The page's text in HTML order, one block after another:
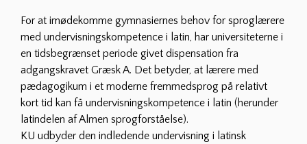
For at imødekomme gymnasiernes behov for sproglærere
med undervisningskompetence i latin, har universiteterne i
en tidsbegrænset periode givet dispensation fra
adgangskravet Græsk A. Det betyder, at lærere med
pædagogikum i et moderne fremmedsprog på relativt
kort tid kan få undervisningskompetence i latin (herunder
latindelen af Almen sprogforståelse).
KU udbyder den indledende undervisning i latinsk